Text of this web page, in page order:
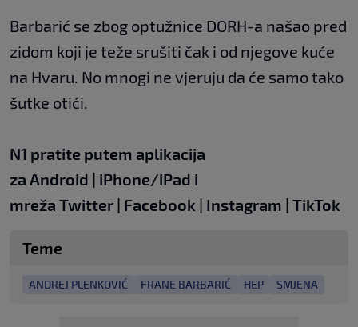
Barbarić se zbog optužnice DORH-a našao pred
zidom koji je teže srušiti čak i od njegove kuće
na Hvaru. No mnogi ne vjeruju da će samo tako
šutke otići.
N1 pratite putem aplikacija
za Android | iPhone/iPad i
mreža Twitter | Facebook | Instagram | TikTok
Teme
ANDREJ PLENKOVIĆ FRANE BARBARIĆ HEP SMJENA